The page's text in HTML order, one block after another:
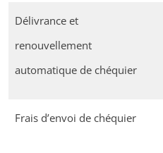
Délivrance et
renouvellement
automatique de chéquier
Frais d’envoi de chéquier